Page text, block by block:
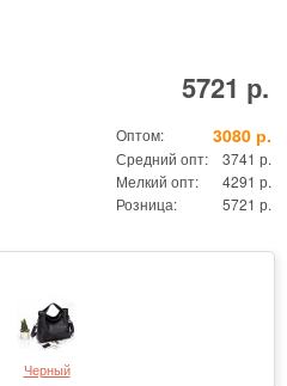
5721 р.
Оптом: 3080 р.
Средний опт:
3741 р.
Мелкий опт:
4291 р.
Розница:
5721 р.
Черный